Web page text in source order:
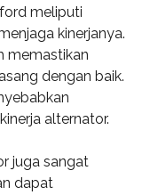
meliputi
kinerjanya.
memastikan
dengan baik.
alternator.
juga sangat
dapat